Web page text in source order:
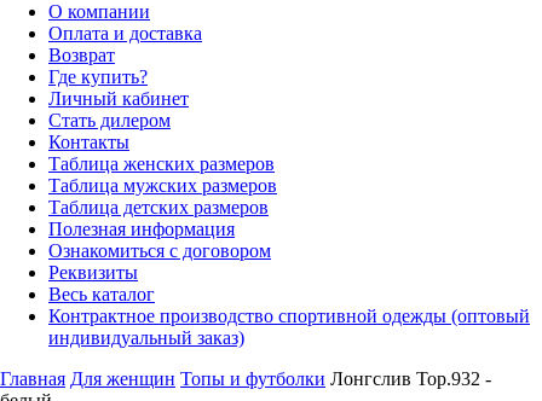
О компании
Оплата и доставка
Возврат
Где купить?
Личный кабинет
Стать дилером
Контакты
Таблица женских размеров
Таблица мужских размеров
Таблица детских размеров
Полезная информация
Ознакомиться с договором
Реквизиты
Весь каталог
Контрактное производство спортивной одежды (оптовый
индивидуальный заказ)
Главная Для женщин Топы и футболки Лонгслив Top.932 -